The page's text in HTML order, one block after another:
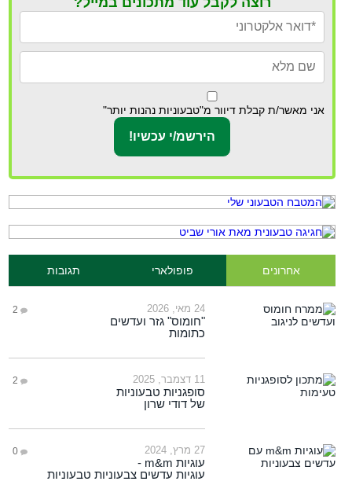
אני מאשר/ת קבלת דיוור מ"טבעוניות נהנות יותר"
אחרונים פופולארי תגובות
24 מאי, 2026 2
"חומוס" גזר ועדשים
כתומות
11 דצמבר, 2025 2
סופגניות טבעוניות
של דודי שרון
27 מרץ, 2024 0
עוגיות m&m -
עוגיות עדשים צבעוניות טבעוניות